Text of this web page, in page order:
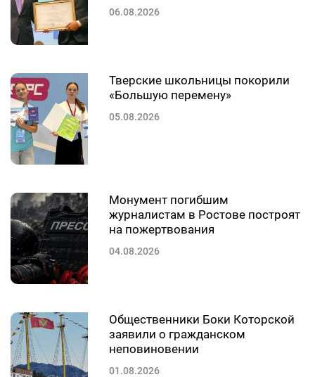
06.08.2026
Тверские школьницы покорили
«Большую перемену»
05.08.2026
Монумент погибшим
журналистам в Ростове построят
на пожертвования
04.08.2026
Общественники Боки Которской
заявили о гражданском
неповиновении
01.08.2026